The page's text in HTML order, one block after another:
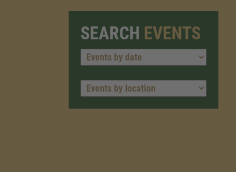
SEARCH EVENTS